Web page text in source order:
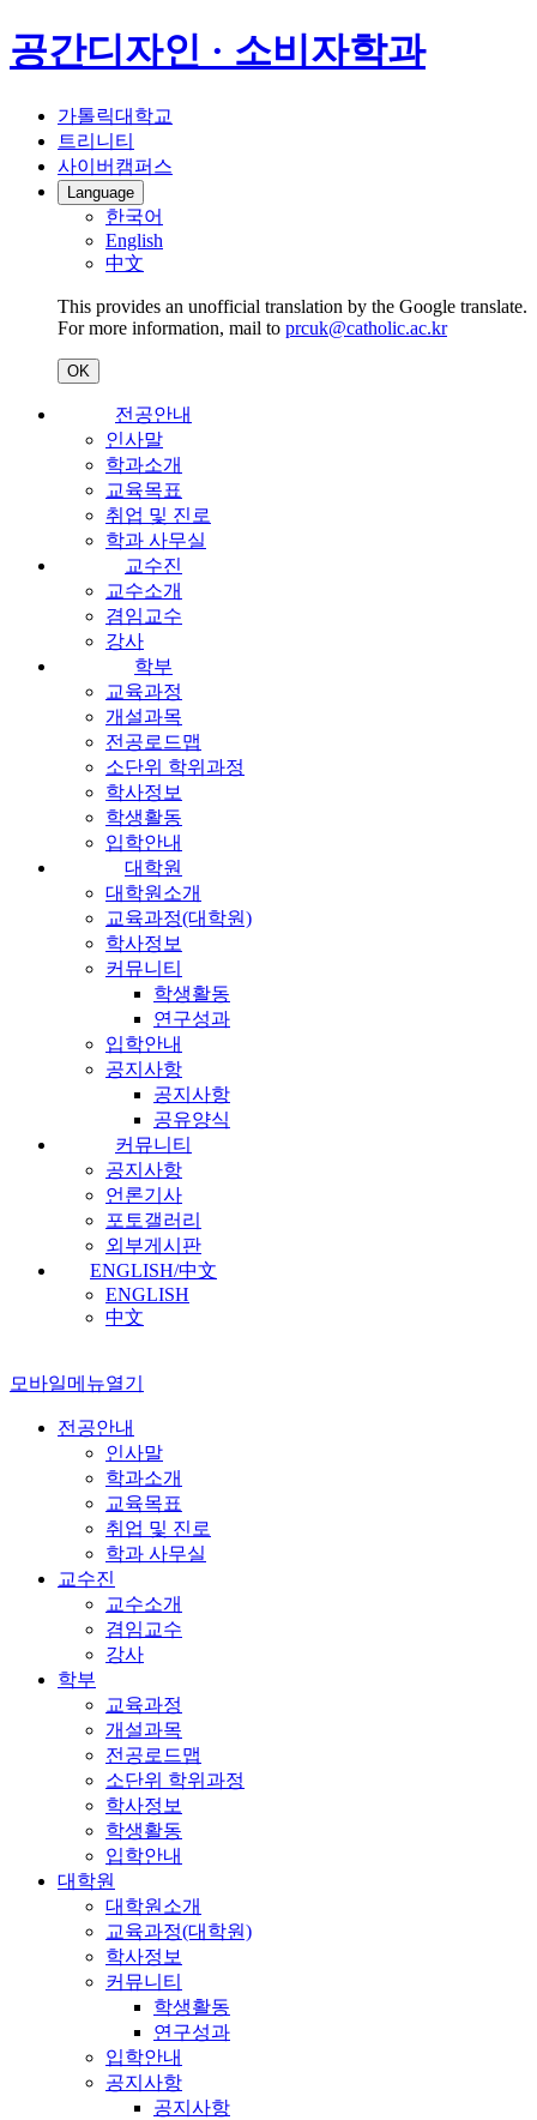
공간디자인 · 소비자학과
가톨릭대학교
트리니티
사이버캠퍼스
Language
한국어
English
中文
This provides an unofficial translation by the Google translate.
For more information, mail to prcuk@catholic.ac.kr
OK
전공안내
인사말
학과소개
교육목표
취업 및 진로
학과 사무실
교수진
교수소개
겸임교수
강사
학부
교육과정
개설과목
전공로드맵
소단위 학위과정
학사정보
학생활동
입학안내
대학원
대학원소개
교육과정(대학원)
학사정보
커뮤니티
학생활동
연구성과
입학안내
공지사항
공지사항
공유양식
커뮤니티
공지사항
언론기사
포토갤러리
외부게시판
ENGLISH/中文
ENGLISH
中文
모바일메뉴열기
전공안내
인사말
학과소개
교육목표
취업 및 진로
학과 사무실
교수진
교수소개
겸임교수
강사
학부
교육과정
개설과목
전공로드맵
소단위 학위과정
학사정보
학생활동
입학안내
대학원
대학원소개
교육과정(대학원)
학사정보
커뮤니티
학생활동
연구성과
입학안내
공지사항
공지사항